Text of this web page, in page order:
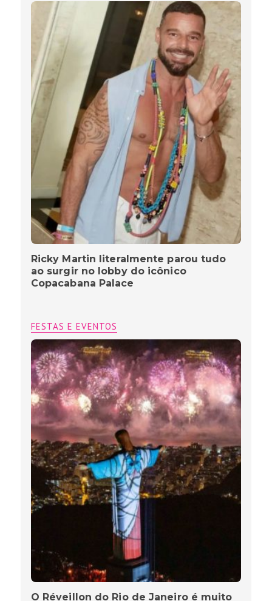
Ricky Martin literalmente parou tudo
ao surgir no lobby do icônico
Copacabana Palace
FESTAS E EVENTOS
O Réveillon do Rio de Janeiro é muito